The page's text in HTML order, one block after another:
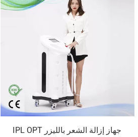
IPL OPT جهاز إزالة الشعر بالليزر